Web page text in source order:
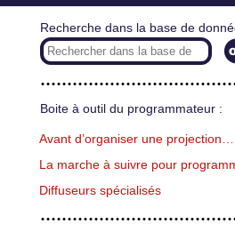
Recherche dans la base de
Boite à outil du programmateur :
Avant d’organiser une projection…
La marche à suivre pour
Diffuseurs spécialisés